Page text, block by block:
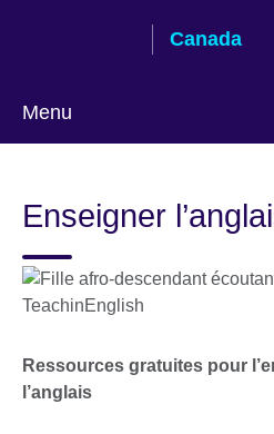
Canada
Menu
langue
Enseigner
Ressources gratuites pour
l’anglais